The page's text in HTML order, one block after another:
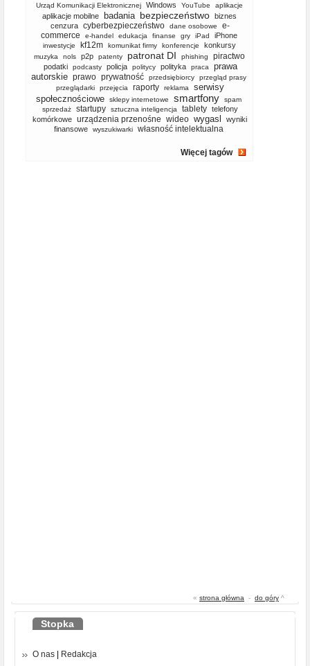
Urząd Komunikacji Elektronicznej Windows YouTube aplikacje
aplikacje mobilne badania bezpieczeństwo biznes
cenzura cyberbezpieczeństwo dane osobowe
e-
commerce
e-handel edukacja finanse gry iPad iPhone
inwestycje kf12m komunikat firmy konferencje konkursy
muzyka nols p2p patenty patronat DI phishing piractwo
podatki podcasty policja politycy polityka praca
prawa
autorskie prawo prywatność przedsiębiorcy
przegląd prasy
przeglądarki
przejęcia raporty reklama
serwisy
społecznościowe
sklepy internetowe smartfony
spam
sprzedaż
startupy sztuczna inteligencja tablety telefony
komórkowe
urządzenia przenośne wideo wygasl
wyniki
finansowe
wyszukiwarki własność intelektualna
Więcej tagów
« strona główna - do góry ^
Stopka
O nas Redakcja